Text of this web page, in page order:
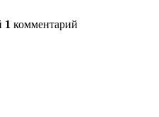
1 комментарий